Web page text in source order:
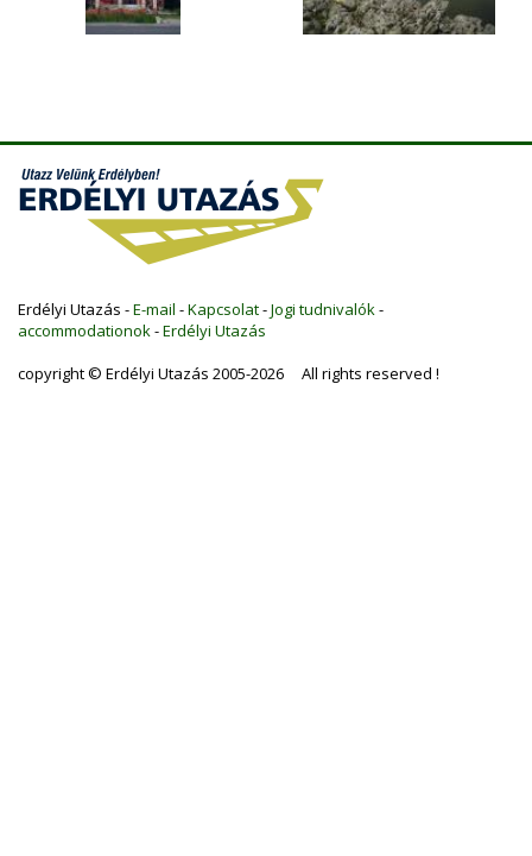
Erdélyi Utazás -E-mail -Kapcsolat-Jogi tudnivalók-
accommodationok-Erdélyi Utazás
copyright © Erdélyi Utazás 2005-2026 All rights reserved !